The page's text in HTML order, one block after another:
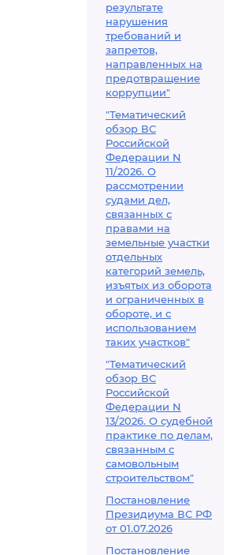
результате
нарушения
требований и
запретов,
направленных на
предотвращение
коррупции"
"Тематический
обзор ВС
Российской
Федерации N
11/2026. О
рассмотрении
судами дел,
связанных с
правами на
земельные участки
отдельных
категорий земель,
изъятых из оборота
и ограниченных в
обороте, и с
использованием
таких участков"
"Тематический
обзор ВС
Российской
Федерации N
13/2026. О судебной
практике по делам,
связанным с
самовольным
строительством"
Постановление
Президиума ВС РФ
от 01.07.2026
Постановление